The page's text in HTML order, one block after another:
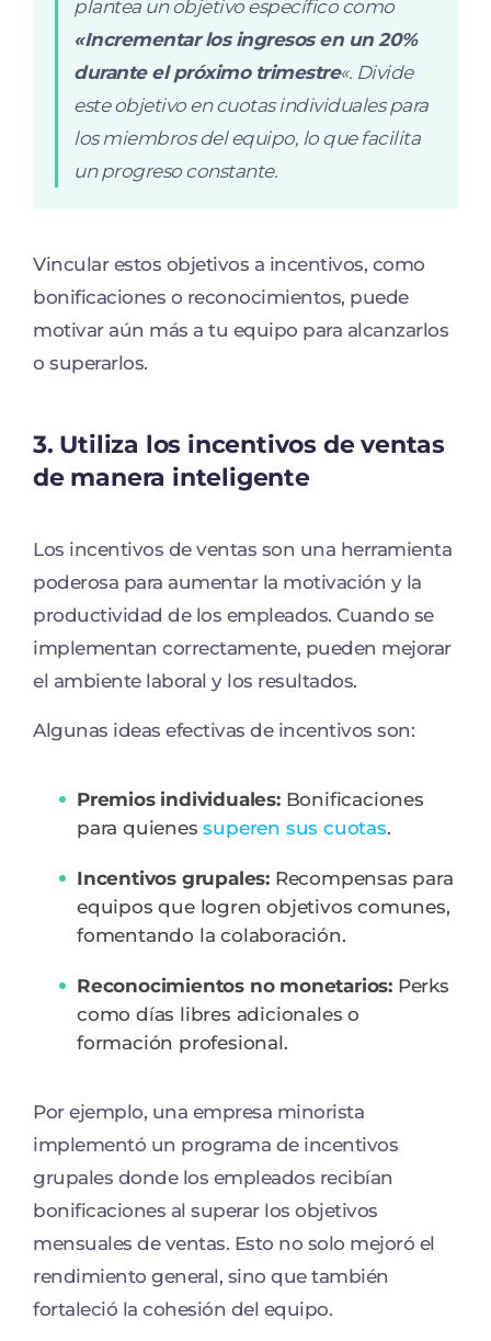
plantea un objetivo específico como
«Incrementar los ingresos en un 20%
durante el próximo trimestre«. Divide
este objetivo en cuotas individuales para
los miembros del equipo, lo que facilita
un progreso constante.
Vincular estos objetivos a incentivos, como
bonificaciones o reconocimientos, puede
motivar aún más a tu equipo para alcanzarlos
o superarlos.
3. Utiliza los incentivos de ventas
de manera inteligente
Los incentivos de ventas son una herramienta
poderosa para aumentar la motivación y la
productividad de los empleados. Cuando se
implementan correctamente, pueden mejorar
el ambiente laboral y los resultados.
Algunas ideas efectivas de incentivos son:
Premios individuales:Bonificaciones
para quienessuperen sus cuotas.
Incentivos grupales: Recompensas para
equipos que logren objetivos comunes,
fomentando la colaboración.
Reconocimientos no monetarios: Perks
como días libres adicionales o
formación profesional.
Por ejemplo, una empresa minorista
implementó un programa de incentivos
grupales donde los empleados recibían
bonificaciones al superar los objetivos
mensuales de ventas. Esto no solo mejoró el
rendimiento general, sino que también
fortaleció la cohesión del equipo.